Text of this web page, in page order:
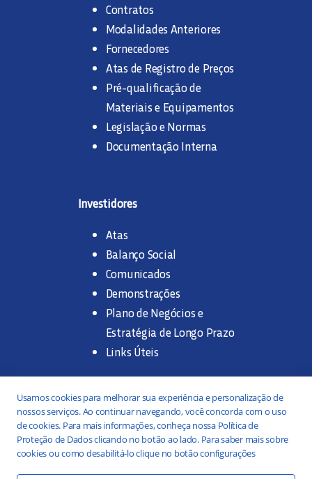
Contratos
Modalidades Anteriores
Fornecedores
Atas de Registro de Preços
Pré-qualificação de
Materiais e Equipamentos
Legislação e Normas
Documentação Interna
Investidores
Atas
Balanço Social
Comunicados
Demonstrações
Plano de Negócios e
Estratégia de Longo Prazo
Links Úteis
Trabalhe na SANASA
Concurso Público
Estágio
Usamos cookies para melhorar sua experiência e personalização de
nossos serviços. Ao continuar navegando, você concorda com o uso
de cookies. Para mais informações, conheça nossa Política de
Proteção de Dados clicando no botão ao lado. Para saber mais sobre
cookies ou como desabilitá-lo clique no botão configurações